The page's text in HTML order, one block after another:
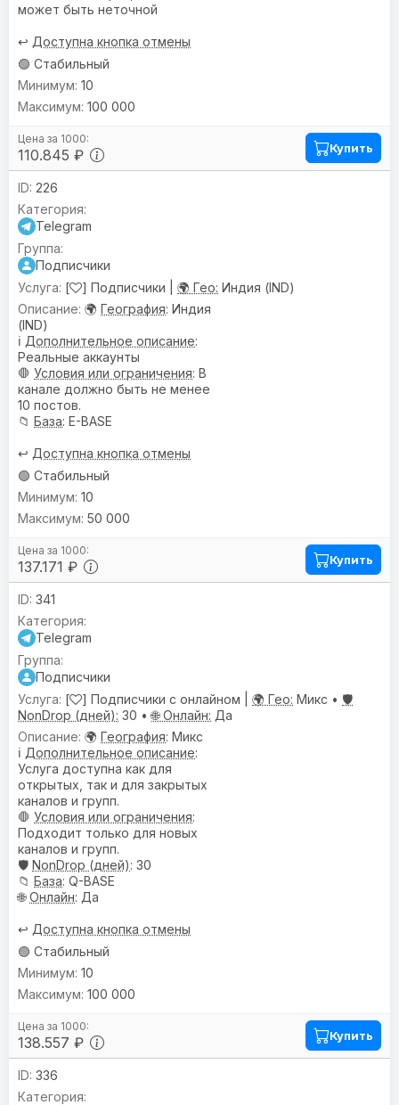
может быть неточной
↩️ Доступна кнопка отмены
🟢 Стабильный
110.845 ₽
10
100 000
Купить
226
Telegram
Подписчики
[
] Подписчики | 🌍 Гео: Индия (IND)
🌍 География: Индия
(IND)
ℹ️ Дополнительное описание:
Реальные аккаунты
🛑 Условия или ограничения: В
канале должно быть не менее
10 постов.
📁 База: E-BASE
↩️ Доступна кнопка отмены
🟢 Стабильный
137.171 ₽
10
50 000
Купить
341
Telegram
Подписчики
[
] Подписчики с онлайном | 🌍 Гео: Микс • 🛡️
NonDrop (дней): 30 •🌐 Онлайн: Да
🌍 География: Микс
ℹ️ Дополнительное описание:
Услуга доступна как для
открытых, так и для закрытых
каналов и групп.
🛑 Условия или ограничения:
Подходит только для новых
каналов и групп.
🛡️ NonDrop (дней): 30
📁 База: Q-BASE
🌐Онлайн: Да
↩️ Доступна кнопка отмены
🟢 Стабильный
138.557 ₽
10
100 000
Купить
336